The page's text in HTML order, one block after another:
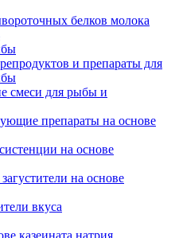
белков молока
и препараты для
смеси для рыбы и
препараты на основе
на основе
на основе
вкуса